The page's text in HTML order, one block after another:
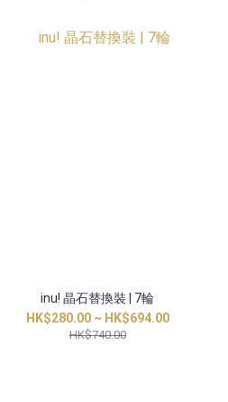
inu! 晶石替換裝 | 7輪
HK$280.00 ~ HK$694.00
HK$740.00